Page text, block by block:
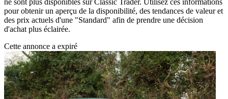
pour obtenir un aperçu de la disponibilité, des tendances de valeur et
des prix actuels d'une "Standard" afin de prendre une décision
d'achat plus éclairée.
Cette annonce a expiré